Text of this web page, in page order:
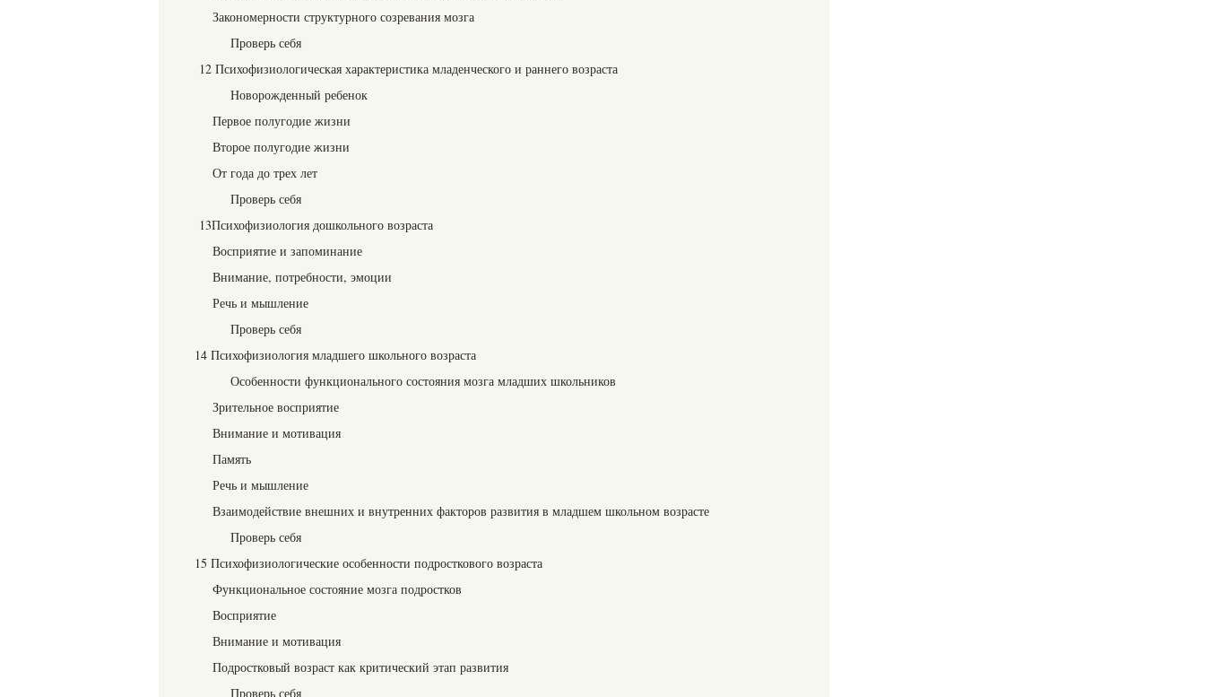
Закономерности структурного созревания мозга
Проверь себя
12 Психофизиологическая характеристика младенческого и раннего возраста
Новорожденный ребенок
Первое полугодие жизни
Второе полугодие жизни
От года до трех лет
Проверь себя
13Психофизиология дошкольного возраста
Восприятие и запоминание
Внимание, потребности, эмоции
Речь и мышление
Проверь себя
14 Психофизиология младшего школьного возраста
Особенности функционального состояния мозга младших школьников
Зрительное восприятие
Внимание и мотивация
Память
Речь и мышление
Взаимодействие внешних и внутренних факторов развития в младшем школьном возрасте
Проверь себя
15 Психофизиологические особенности подросткового возраста
Функциональное состояние мозга подростков
Восприятие
Внимание и мотивация
Подростковый возраст как критический этап развития
Проверь себя